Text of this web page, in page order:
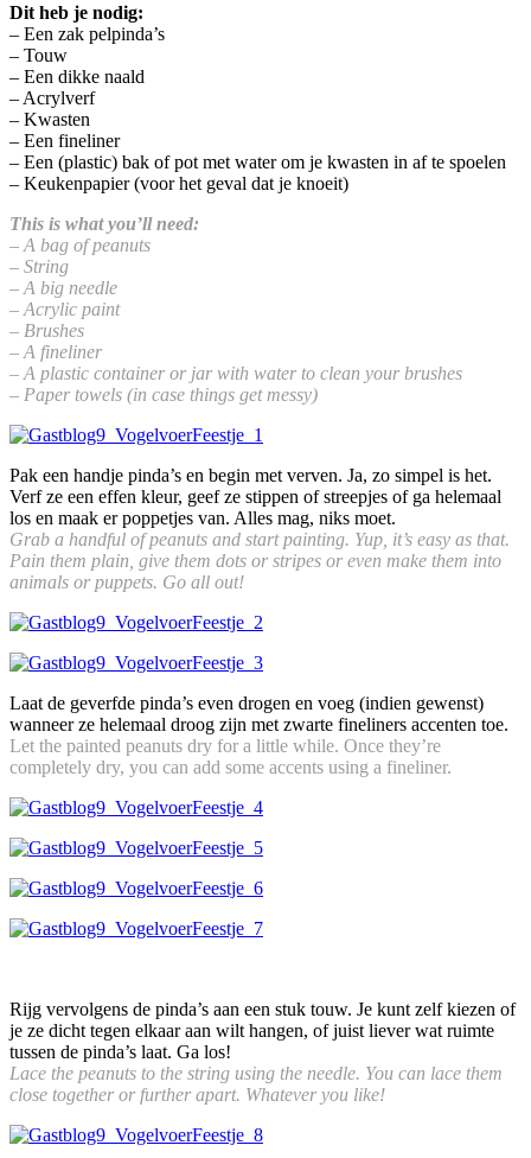
Dit heb je nodig:
– Een zak pelpinda’s
– Touw
– Een dikke naald
– Acrylverf
– Kwasten
– Een fineliner
– Een (plastic) bak of pot met water om je kwasten in af te spoelen
– Keukenpapier (voor het geval dat je knoeit)
This is what you’ll need:
– A bag of peanuts
– String
– A big needle
– Acrylic paint
– Brushes
– A fineliner
– A plastic container or jar with water to clean your brushes
– Paper towels (in case things get messy)
Pak een handje pinda’s en begin met verven. Ja, zo simpel is het.
Verf ze een effen kleur, geef ze stippen of streepjes of ga helemaal
los en maak er poppetjes van. Alles mag, niks moet.
Grab a handful of peanuts and start painting. Yup, it’s easy as that.
Pain them plain, give them dots or stripes or even make them into
animals or puppets. Go all out!
Laat de geverfde pinda’s even drogen en voeg (indien gewenst)
wanneer ze helemaal droog zijn met zwarte fineliners accenten toe.
Let the painted peanuts dry for a little while. Once they’re
completely dry, you can add some accents using a fineliner.
Rijg vervolgens de pinda’s aan een stuk touw. Je kunt zelf kiezen of
je ze dicht tegen elkaar aan wilt hangen, of juist liever wat ruimte
tussen de pinda’s laat. Ga los!
Lace the peanuts to the string using the needle. You can lace them
close together or further apart. Whatever you like!